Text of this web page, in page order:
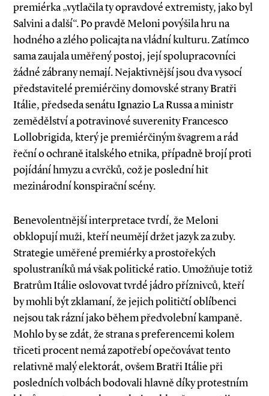
premiérka „vytlačila ty opravdové extremisty, jako byl
Salvini a další“. Po pravdě Meloni povýšila hru na
hodného a zlého policajta na vládní kulturu. Zatímco
sama zaujala uměřený postoj, její spolupracovníci
žádné zábrany nemají. Nejaktivnější jsou dva vysocí
představitelé premiérčiny domovské strany Bratři
Itálie, předseda senátu Ignazio La Russa a ministr
zemědělství a potravinové suverenity Francesco
Lollobrigida, který je premiérčiným švagrem a rád
řeční o ochraně italského etnika, případně brojí proti
pojídání hmyzu a cvrčků, což je poslední hit
mezinárodní konspirační scény.
Benevolentnější interpretace tvrdí, že Meloni
obklopují muži, kteří neumějí držet jazyk za zuby.
Strategie uměřené premiérky a prostořekých
spolustraníků má však politické ratio. Umožňuje totiž
Bratrům Itálie oslovovat tvrdé jádro příznivců, kteří
by mohli být zklamaní, že jejich političtí oblíbenci
nejsou tak rázní jako během předvolební kampaně.
Mohlo by se zdát, že strana s preferencemi kolem
třiceti procent nemá zapotřebí opečovávat tento
relativně malý elektorát, ovšem Bratři Itálie při
posledních volbách bodovali hlavně díky protestním